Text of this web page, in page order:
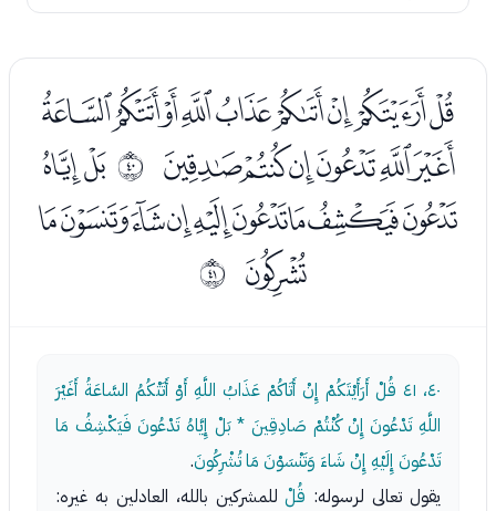
ﮟﮠﮡﮢﮣﮤﮥﮦﮧ
ﮨﮩﮪﮫﮬﮭ ﰧ ﮯﮰ
ﮱﯓﯔﯕﯖﯗﯘﯙﯚ
ﯛ ﰨ
٤٠، ٤١
قُلْ أَرَأَيْتَكُمْ إِنْ أَتَاكُمْ عَذَابُ اللَّهِ أَوْ أَتَتْكُمُ السَّاعَةُ أَغَيْرَ
اللَّهِ تَدْعُونَ إِنْ كُنْتُمْ صَادِقِينَ * بَلْ إِيَّاهُ تَدْعُونَ فَيَكْشِفُ مَا
تَدْعُونَ إِلَيْهِ إِنْ شَاءَ وَتَنْسَوْنَ مَا تُشْرِكُونَ.
يقول تعالى لرسوله: قُلْللمشركين بالله، العادلين به غيره: